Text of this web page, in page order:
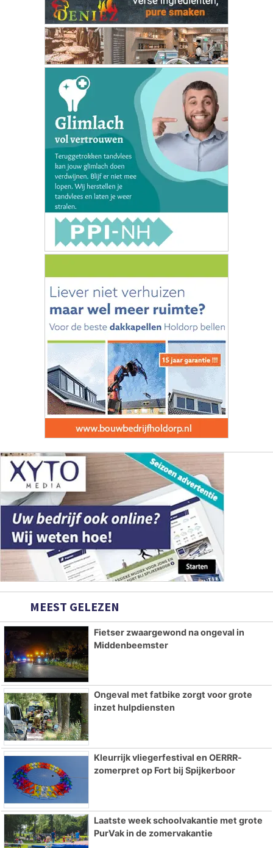
MEEST GELEZEN
Fietser zwaargewond na ongeval in
Middenbeemster
Ongeval met fatbike zorgt voor grote
inzet hulpdiensten
Kleurrijk vliegerfestival en OERRR-
zomerpret op Fort bij Spijkerboor
Laatste week schoolvakantie met grote
PurVak in de zomervakantie